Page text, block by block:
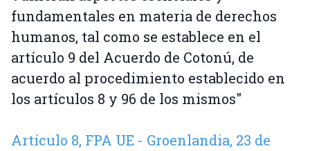
fundamentales en materia de derechos
humanos, tal como se establece en el
artículo 9 del Acuerdo de Cotonú, de
acuerdo al procedimiento establecido en
los artículos 8 y 96 de los mismos"
Artículo 8, FPA UE - Groenlandia, 23 de